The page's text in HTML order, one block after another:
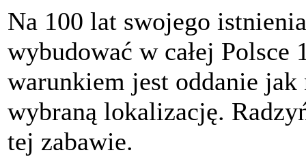
Na 100 lat swojego
wybudować w całej Polsce
warunkiem jest oddanie
wybraną lokalizację.
tej zabawie.